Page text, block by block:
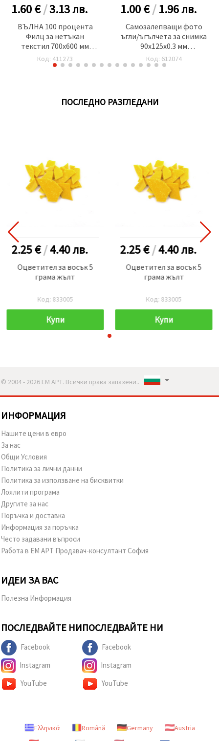
1.60 €/3.13лв.
ВЪЛНА 100 процента
Филц за нетъкан
текстил 700x600 мм
екстра качество
оранжево червен
Код: 411273
1.00 €/1.96лв.
Самозалепващи фото
ъгли/ъгълчета за снимка
90x125x0.3 мм
триъгълник 21x21 мм
цвят бял -24 броя
Код: 612074
ПОСЛЕДНО РАЗГЛЕДАНИ
2.25 €/4.40лв.
Оцветител за восък 5
грама жълт
Код: 833005
Купи
2.25 €/4.40лв.
Оцветител за восък 5
грама жълт
Код: 833005
Купи
© 2004 - 2026 ЕМ АРТ. Всички права запазени..
ИНФОРМАЦИЯ
Нашите цени в евро
За нас
Общи Условия
Политика за лични данни
Политика за използване на бисквитки
Лоялити програма
Другите за нас
Поръчка и доставка
Информация за поръчка
Често задавани въпроси
Работа в ЕМ АРТ Продавач-консултант София
ИДЕИ ЗА ВАС
Полезна Информация
ПОСЛЕДВАЙТЕ НИ
Facebook
Instagram
YouTube
ПОСЛЕДВАЙТЕ НИ
Facebook
Instagram
YouTube
Ελληνικά Română Germany
Austria